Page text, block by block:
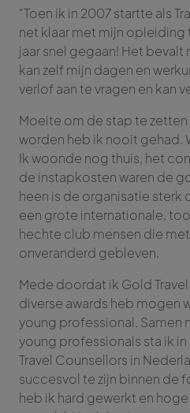
“Toen ik in 2007 startte als
net klaar met mijn opleiding
jaar snel gegaan! Het
kan zelf mijn dagen en
verlof aan te vragen en kan
Moeite om de stap te zetten
worden heb ik nooit gehad.
Ik woonde nog thuis, het
de instapkosten waren de
heen is de organisatie sterk
een grote internationale,
hechte club mensen die
onveranderd gebleven.
Mede doordat ik Gold
diverse awards heb mogen
young professional. Samen
young professionals sta ik
Travel Counsellors in
succesvol te zijn binnen de
heb ik hard gewerkt en